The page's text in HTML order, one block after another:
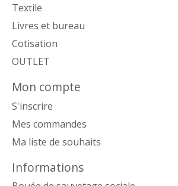
Textile
Livres et bureau
Cotisation
OUTLET
Mon compte
S'inscrire
Mes commandes
Ma liste de souhaits
Informations